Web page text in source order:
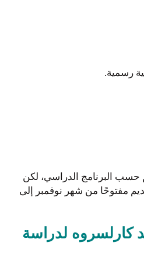
رسمية.
حسب البرنامج الدراسي، لكن
مفتوحًا من شهر نوفمبر إلى
كارلسروه لدراسة